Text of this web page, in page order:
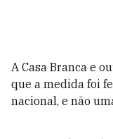
A Casa Branca e
que a medida foi
nacional, e não